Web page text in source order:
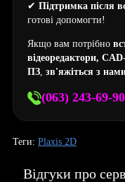
✔ Підтримка після
готові допомогти!
Якщо вам потрібно
відеоредактори,
ПЗ, зв'яжіться з
(063) 243-69-90
Теги: Plaxis 2D
Відгуки про